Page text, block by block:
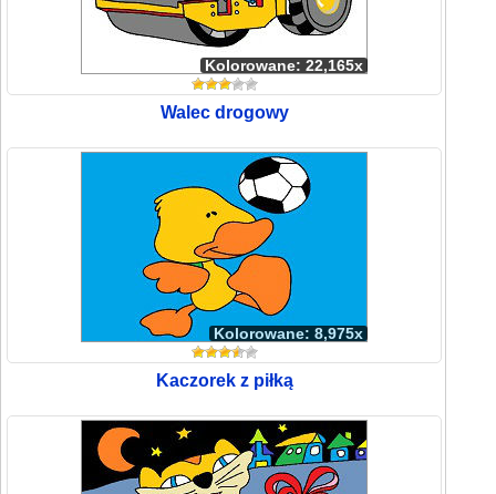
Kolorowane: 22,165x
Walec drogowy
Kolorowane: 8,975x
Kaczorek z piłką